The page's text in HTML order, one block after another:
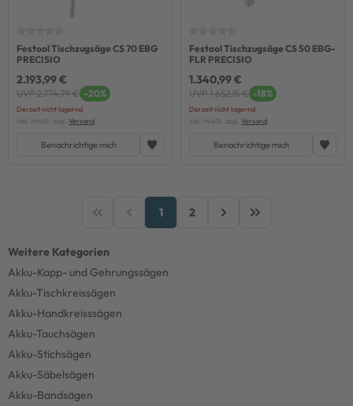
Festool Tischzugsäge CS 70 EBG
PRECISIO
2.193,99 €
UVP 2.774,79 € -20%
Derzeit nicht lagernd
inkl. MwSt. zzgl. Versand
Benachrichtige mich
Festool Tischzugsäge CS 50 EBG-
FLR PRECISIO
1.340,99 €
UVP 1.652,15 € -18%
Derzeit nicht lagernd
inkl. MwSt. zzgl. Versand
Benachrichtige mich
1 2
Akku-Kapp- und Gehrungssägen
Akku-Tischkreissägen
Akku-Handkreisssägen
Akku-Tauchsägen
Akku-Stichsägen
Akku-Säbelsägen
Akku-Bandsägen